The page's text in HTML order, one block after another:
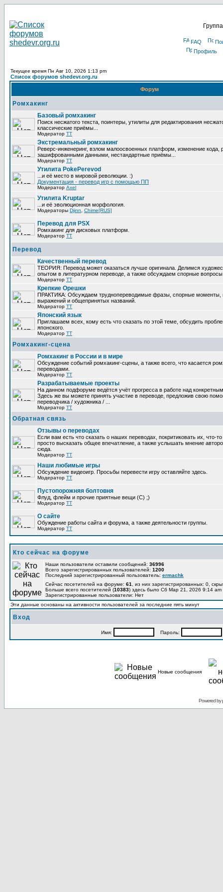
FAQ
Профиль
Текущее время Пн Авг 10, 2026 1:13 pm
Список форумов shedevr.org.ru
Форум
Ромхакинг
Базовый ромхакинг
Поиск несжатого текста, поинтеры, утилиты для редактирования
классические приёмы...
Модератор TT
Экстремальный ромхакинг
Реверс-инженеринг, взлом малоосвоенных платформ, изменение кода,
зашифрованными данными, нестандартные приёмы...
Модератор TT
Утилита PokePerevod
...и её место в мировой революции. :)
Документация - перевод игр с помощью ПП
Модератор Axel
Утилита Kruptar
...и её эволюционная морфология.
Модераторы Djinn Chime[RUS]
Перевод для PSX
Ромхакинг для дисковых платформ.
Модератор TT
Перевод
Качественный перевод
ТЕОРИЯ: Перевод может оказаться лучше оригинала. Делимся
опытом в литературном переводе, а также обсуждаем спорные вопросы
Модератор TT
Крепкие Орешки
ПРАКТИКА: Обсуждаем труднопереводимые фразы, спорные моменты,
выражений и общепринятых названий.
Модератор TT
Японский язык
Приглашаем всех, кому есть что сказать по этой теме, обсудить
японского.
Модератор TT
Ромхакинг-сцена
Ромхакинг в России и в мире
Обсуждение событий ромхакинг-сцены, а также всего, что касается
переводами.
Модератор TT
Разрабатываемые проекты
На данном подфоруме ведётся учёт прогресса в работе над
Здесь же вы можете принять участие в переводе, предложив свою
переводчика / художника / ...
Модератор TT
Обратная связь
Отзывы о переводах
Если вам есть что сказать о наших переводах, покритиковать их, что-
просто высказать общее впечатление, а также услышать мнение
сюда.
Модератор TT
Наши любимые игры
Обсуждение видеоигр. Просьбы перевести игру оставляйте здесь.
Модератор TT
Пустопорожняя болтовня
Флуд, флейм и прочие приятные вещи (C) ;)
Модератор TT
О сайте
Обуждение работы сайта и форума, а также деятельности группы.
Модератор TT
Кто сейчас на форуме
Наши пользователи оставили сообщений: 36996
Всего зарегистрированных пользователей: 1200
Последний зарегистрированный пользователь: ermachk
Сейчас посетителей на форуме: 61
, из них зарегистрированных: 0,
Больше всего посетителей (10383) здесь было Сб Мар 21, 2026 9:14 am
Зарегистрированные пользователи: Нет
Эти данные основаны на активности пользователей за последние пять минут
Вход
Имя: Пароль:
Новые сообщения
Powered by